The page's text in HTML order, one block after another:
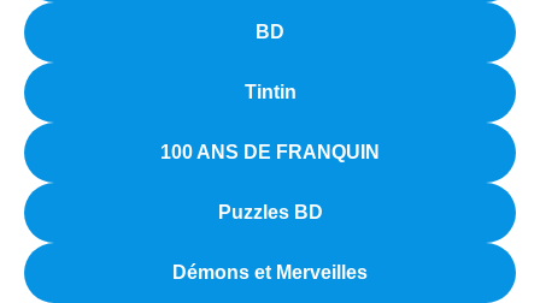
BD
Tintin
100 ANS DE FRANQUIN
Puzzles BD
Démons et Merveilles